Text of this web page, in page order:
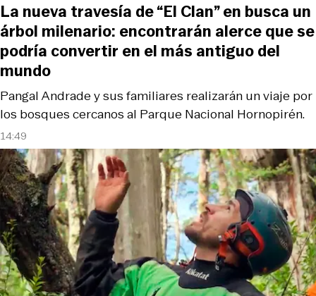
14:49
Pangal Andrade y sus familiares realizarán un viaje por
los bosques cercanos al Parque Nacional Hornopirén.
La nueva travesía de “El Clan” en busca un
árbol milenario: encontrarán alerce que se
podría convertir en el más antiguo del
mundo